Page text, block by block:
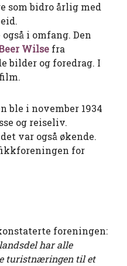
som bidro årlig med
i omfang. Den
Wilse fra
bilder og foredrag. I
ble i november 1934
og reiseliv.
var også økende.
for
foreningen:
har alle
turistnæringen til et